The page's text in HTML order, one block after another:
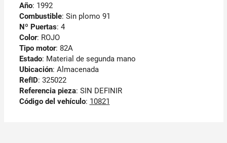
Año: 1992
Combustible: Sin plomo 91
Nº Puertas: 4
Color: ROJO
Tipo motor: 82A
Estado: Material de segunda mano
Ubicación: Almacenada
RefID: 325022
Referencia pieza: SIN DEFINIR
Código del vehículo: 10821